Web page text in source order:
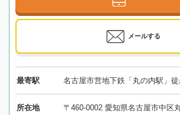
メールする
最寄駅 名古屋市営地下鉄「丸の内駅」徒
所在地
〒460-0002 愛知県名古屋市中区